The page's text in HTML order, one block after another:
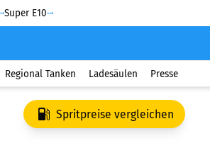
Super E10
Regional Tanken Ladesäulen Presse
Spritpreise vergleichen